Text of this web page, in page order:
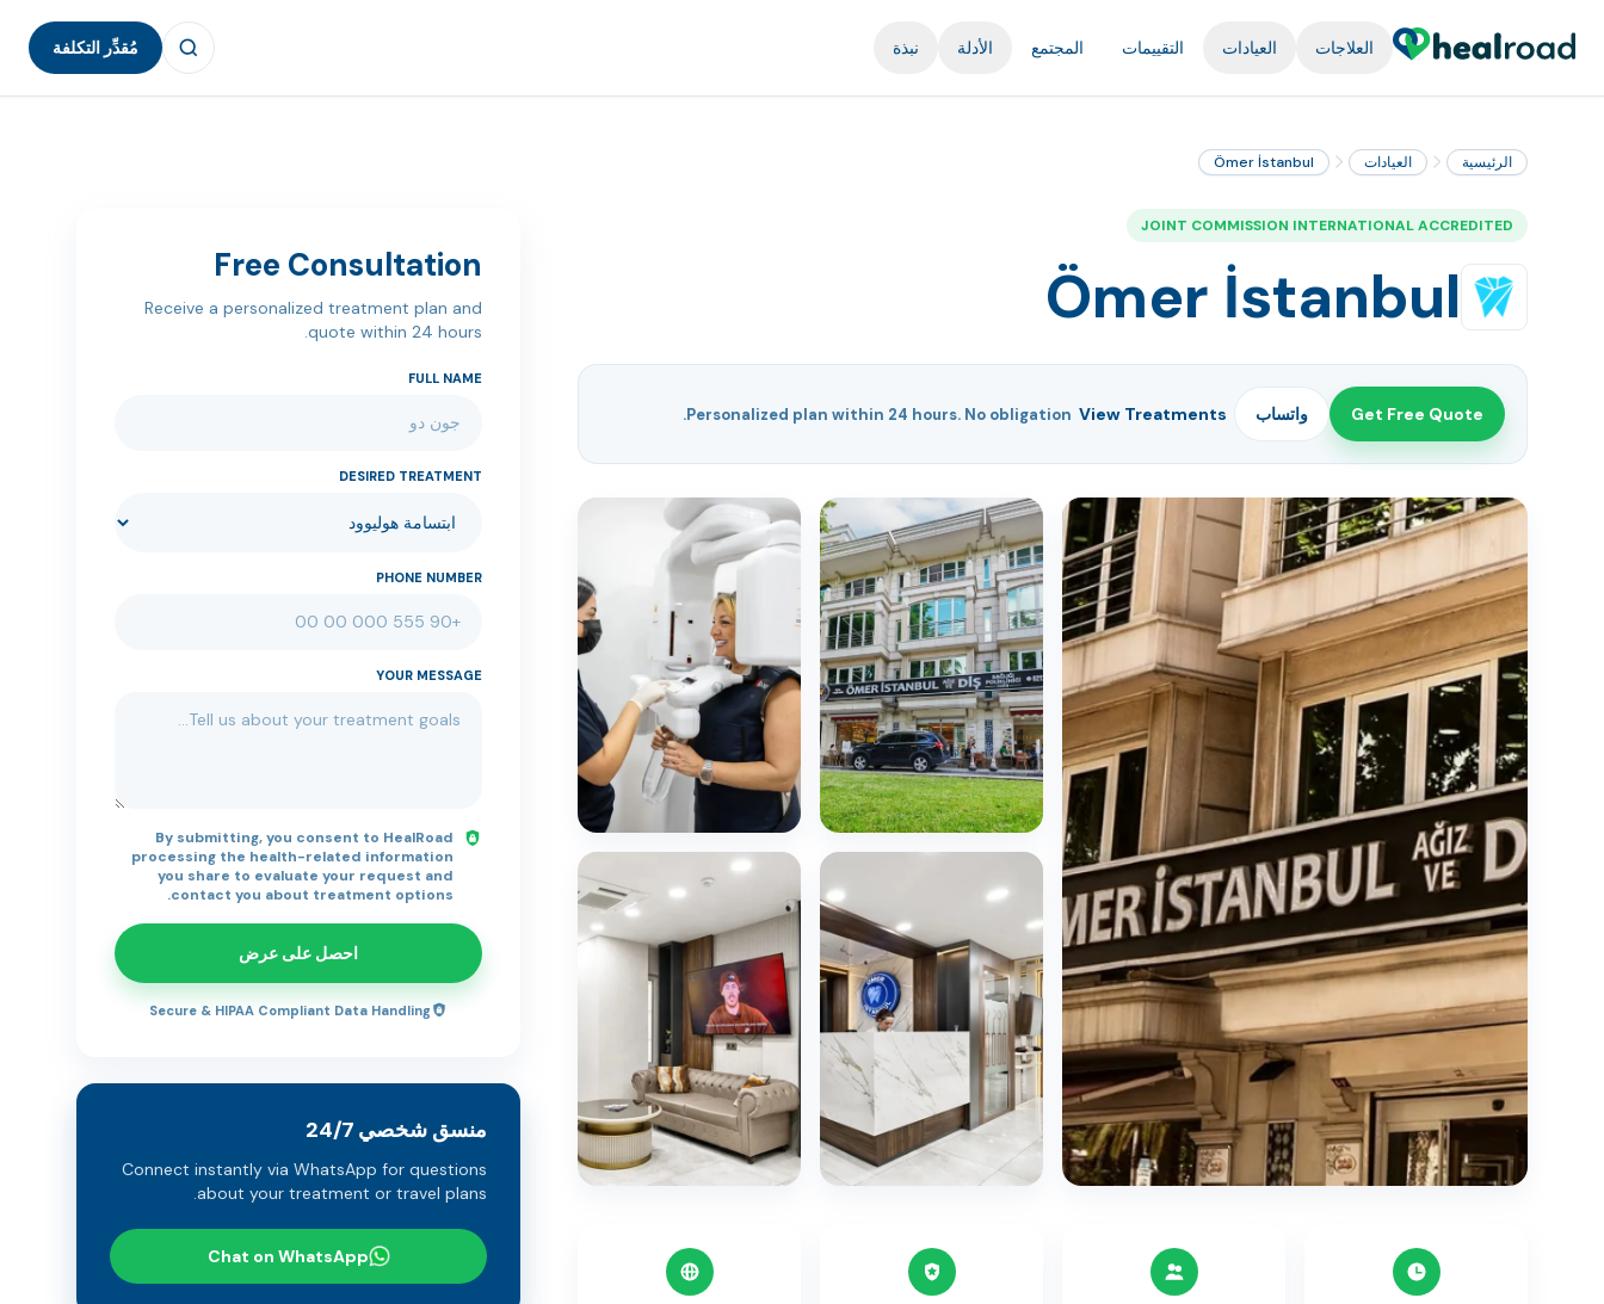
العلاجات العيادات التقييمات المجتمع الأدلة نبذة مُقدِّر التكلفة
الرئيسية العيادات Ömer İstanbul
JOINT COMMISSION INTERNATIONAL ACCREDITED
Ömer İstanbul
Get Free Quote واتساب View Treatments
Personalized plan within 24 hours. No obligation.
Free Consultation
Receive a personalized treatment plan and
quote within 24 hours.
FULL NAME
DESIRED TREATMENT
PHONE NUMBER
YOUR MESSAGE
By submitting, you consent to HealRoad
processing the health-related information
you share to evaluate your request and
contact you about treatment options.
احصل على عرض
Secure & HIPAA Compliant Data Handling
منسق شخصي 24/7
Connect instantly via WhatsApp for questions
about your treatment or travel plans.
Chat on WhatsApp